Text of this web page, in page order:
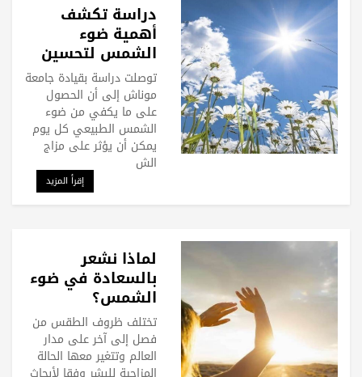
دراسة تكشف
أهمية ضوء
الشمس لتحسين
الحالة المزاجية!
توصلت دراسة بقيادة جامعة
موناش إلى أن الحصول
على ما يكفي من ضوء
الشمس الطبيعي كل يوم
يمكن أن يؤثر على مزاج
الش
إقرأ المزيد
لماذا نشعر
بالسعادة في ضوء
الشمس؟
تختلف ظروف الطقس من
فصل إلى آخر على مدار
العالم وتتغير معها الحالة